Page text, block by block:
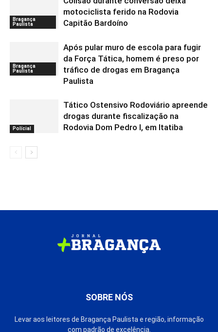
Bragança
Paulista
motociclista ferido na Rodovia
Capitão Bardoíno
Bragança
Paulista
Após pular muro de escola para fugir
da Força Tática, homem é preso por
tráfico de drogas em Bragança
Paulista
Polícial
Tático Ostensivo Rodoviário apreende
drogas durante fiscalização na
Rodovia Dom Pedro I, em Itatiba
SOBRE NÓS
Levar aos leitores de Bragança Paulista e região, informação
com padrão de excelência.